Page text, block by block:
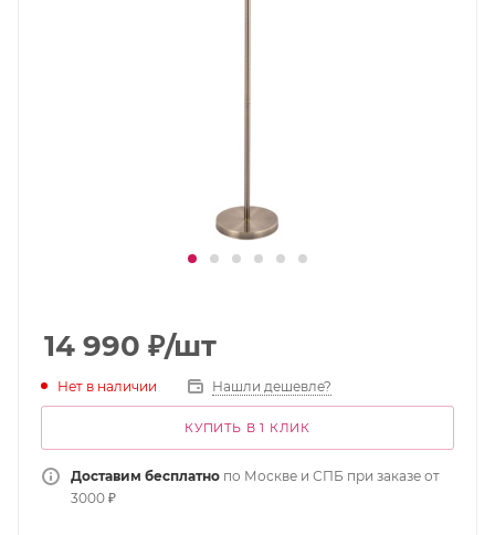
14 990 ₽/шт
Нет в наличии Нашли дешевле?
КУПИТЬ В 1 КЛИК
Доставим бесплатно по Москве и СПБ при заказе от
3000 ₽